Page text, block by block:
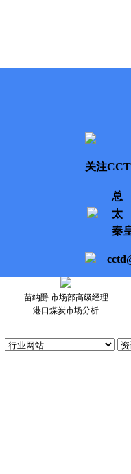
关注
秦
苗纳爵 市场部高级经理
港口煤炭市场分析